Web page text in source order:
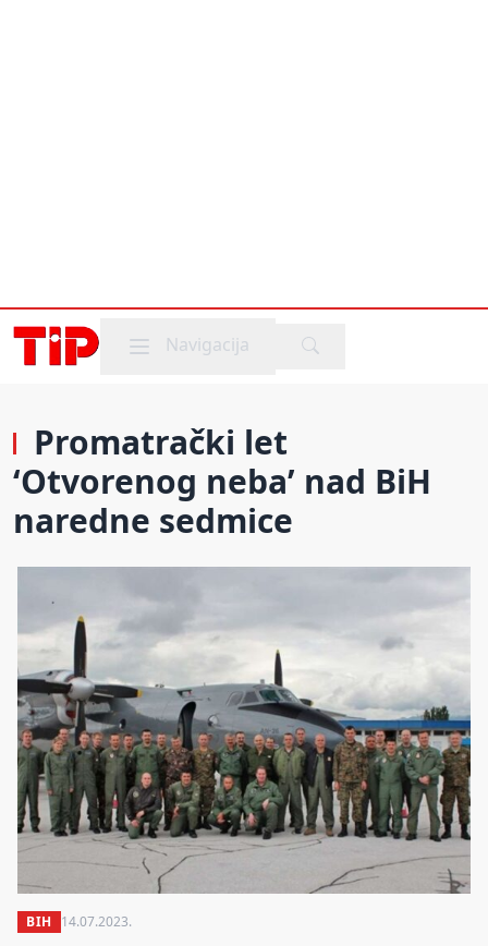
Mobile menu
Navigacija
Promatrački let
‘Otvorenog neba’ nad BiH
naredne sedmice
BIH 14.07.2023.